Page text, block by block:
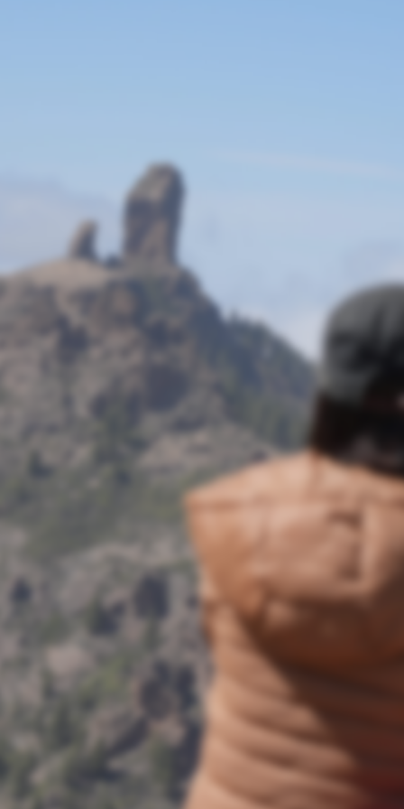
On se refait une
beauté avant l'été !
Veuillez nous excuser, on a décidé de prendre notre blog à
bras le corps pour vous offrir un contenu toujours plus riche,
avec un design toujours plus agréable à regarder. C'est
pourquoi toute la journée nous travaillons sur cette
transformation. Revenez demain pour avoir un aperçu du
changement... Cette maintenance sera régulière plusieurs
semaines. On fera au fur et à mesure. Si tu souhaites des
infos urgentes, on t'invite à nous contacter directement.
Sinon, enregistre les infos de ton côté pour ne pas être
embêté(e). On te promet que les changements vaudront
cette patience :) A bientôt !
© 2026
Identifiant de connexion
Mot de passe oublié